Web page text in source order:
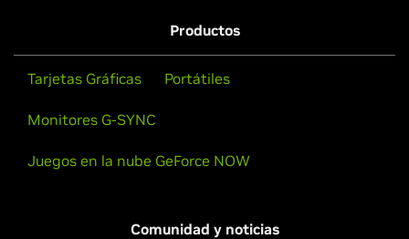
Productos
Tarjetas Gráficas Portátiles
Monitores G-SYNC
Juegos en la nube GeForce NOW
Comunidad y noticias